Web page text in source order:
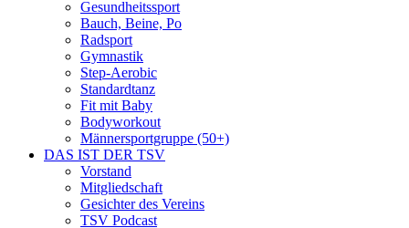
Gesundheitssport
Bauch, Beine, Po
Radsport
Gymnastik
Step-Aerobic
Standardtanz
Fit mit Baby
Bodyworkout
Männersportgruppe (50+)
DAS IST DER TSV
Vorstand
Mitgliedschaft
Gesichter des Vereins
TSV Podcast